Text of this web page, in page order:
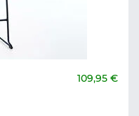
109,95 €